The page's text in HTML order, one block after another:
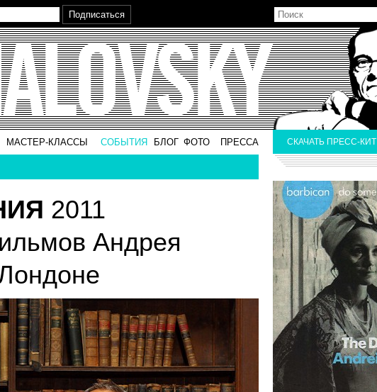
МАСТЕР-КЛАССЫ СОБЫТИЯ БЛОГ ФОТО ПРЕССА
2011
Андрея
СКАЧАТЬ ПРЕСС-КИТ